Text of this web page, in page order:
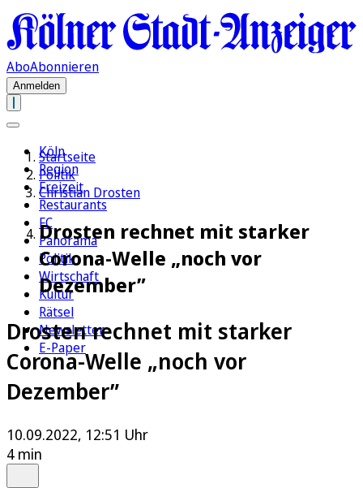
AboAbonnieren
Anmelden
Köln
Region
Freizeit
Restaurants
FC
Panorama
Politik
Wirtschaft
Kultur
Rätsel
Newsletter
E-Paper
Startseite
Politik
Christian Drosten
Drosten rechnet mit starker
Corona-Welle „noch vor
Dezember”
Drosten rechnet mit starker
Corona-Welle „noch vor
Dezember”
10.09.2022, 12:51 Uhr
4 min